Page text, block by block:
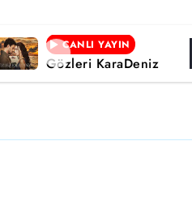
CANLI YAYIN
Gözleri KaraDeniz